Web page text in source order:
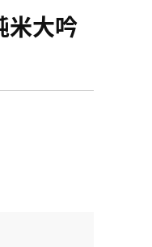
米大吟